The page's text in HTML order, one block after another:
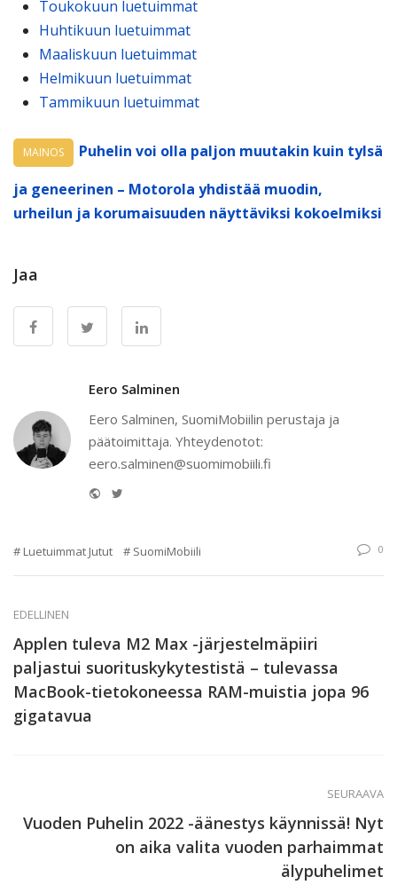
Toukokuun luetuimmat
Huhtikuun luetuimmat
Maaliskuun luetuimmat
Helmikuun luetuimmat
Tammikuun luetuimmat
MAINOS
Puhelin voi olla paljon muutakin kuin tylsä
ja geneerinen – Motorola yhdistää muodin,
urheilun ja korumaisuuden näyttäviksi kokoelmiksi
Jaa
Eero Salminen
Eero Salminen, SuomiMobiilin perustaja ja
päätoimittaja. Yhteydenotot:
eero.salminen@suomimobiili.fi
Website
Luetuimmat Jutut SuomiMobiili 0
EDELLINEN
Applen tuleva M2 Max -järjestelmäpiiri
paljastui suorituskykytestistä – tulevassa
MacBook-tietokoneessa RAM-muistia jopa 96
gigatavua
SEURAAVA
Vuoden Puhelin 2022 -äänestys käynnissä! Nyt
on aika valita vuoden parhaimmat
älypuhelimet